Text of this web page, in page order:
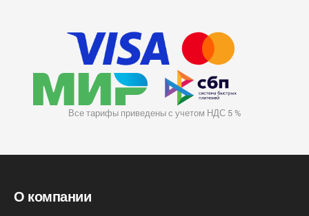
Все тарифы приведены с учетом НДС 5 %
О компании